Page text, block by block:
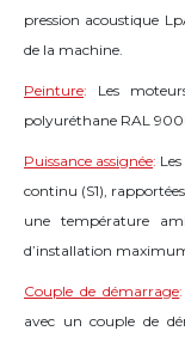
pression acoustique
de la machine.
Peinture: Les
polyuréthane RAL
Puissance assignée:
continu (S1),
une température
d’installation
Couple de démarrage:
avec un couple de